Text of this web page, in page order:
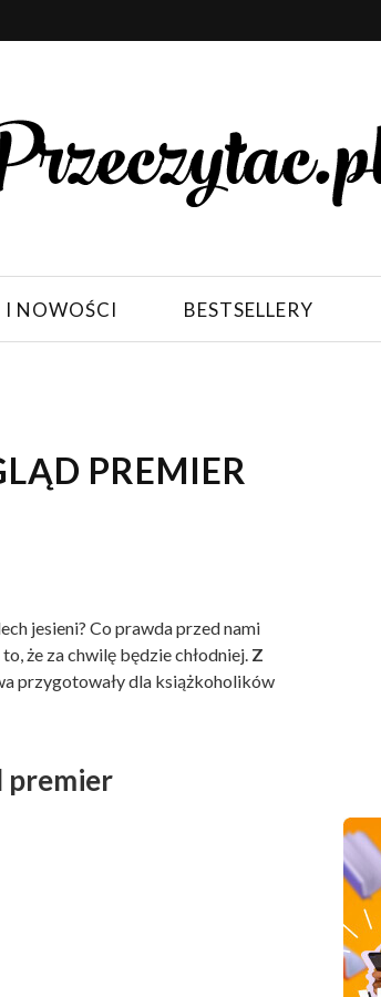
NOWOŚCI BESTSELLERY
PREMIER
jesieni? Co prawda przed nami
że za chwilę będzie chłodniej. Z
przygotowały dla książkoholików
premier